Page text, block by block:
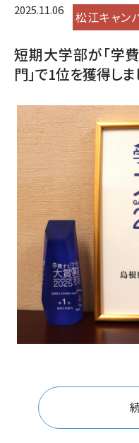
2025.11.06 松江キャン
短期大学部が「学
門」で1位を獲得しま